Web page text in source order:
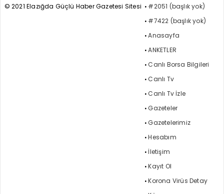
© 2021 Elazığda Güçlü Haber Gazetesi Sitesi
#2051 (başlık yok)
#7422 (başlık yok)
Anasayfa
ANKETLER
Canlı Borsa Bilgileri
Canlı Tv
Canlı Tv İzle
Gazeteler
Gazetelerimiz
Hesabım
İletişim
Kayıt Ol
Korona Virüs Detay